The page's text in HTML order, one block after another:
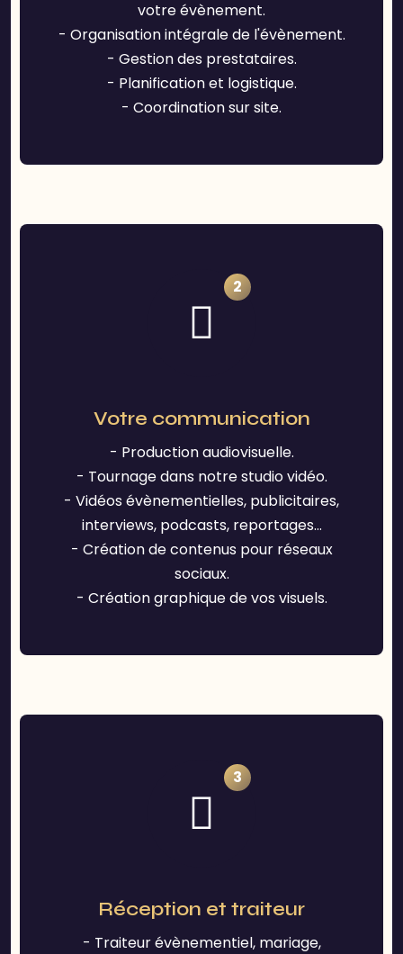
votre évènement.
- Organisation intégrale de l'évènement.
- Gestion des prestataires.
- Planification et logistique.
- Coordination sur site.
2
Votre communication
- Production audiovisuelle.
- Tournage dans notre studio vidéo.
- Vidéos évènementielles, publicitaires,
interviews, podcasts, reportages...
- Création de contenus pour réseaux
sociaux.
- Création graphique de vos visuels.
3
Réception et traiteur
- Traiteur évènementiel, mariage,